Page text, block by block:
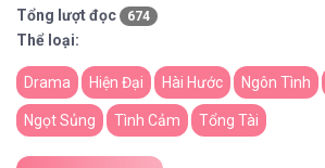
Tổng lượt đọc
674
Thể loại:
Drama Hiện Đại Hài Hước Ngôn Tình
Ngọt Sủng Tình Cảm Tổng Tài